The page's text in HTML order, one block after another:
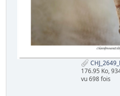
176.95 Ko,
vu 698 fois